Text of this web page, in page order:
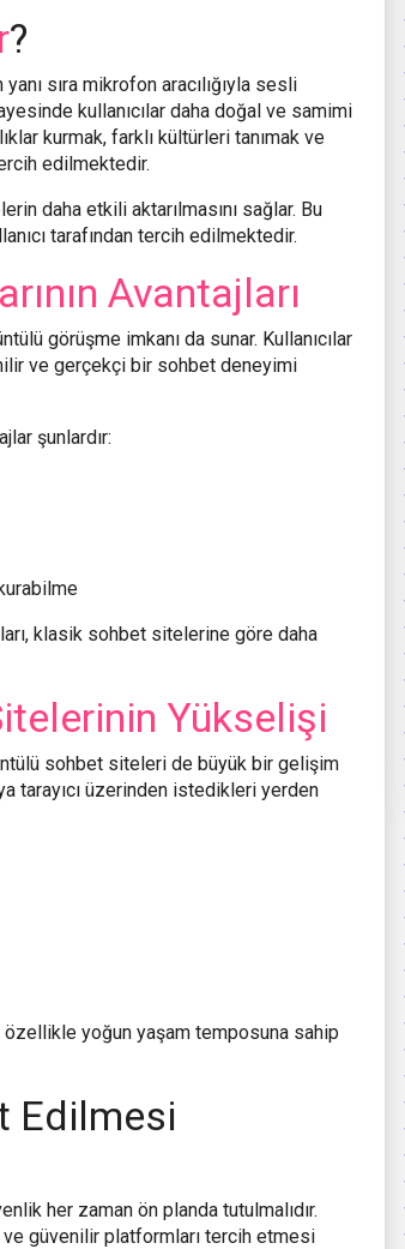
?
sıra mikrofon aracılığıyla sesli
kullanıcılar daha doğal ve samimi
kurmak, farklı kültürleri tanımak ve
edilmektedir.
daha etkili aktarılmasını sağlar. Bu
tarafından tercih edilmektedir.
Avantajları
görüşme imkanı da sunar. Kullanıcılar
ve gerçekçi bir sohbet deneyimi
şunlardır:
klasik sohbet sitelerine göre daha
Yükselişi
sohbet siteleri de büyük bir gelişim
tarayıcı üzerinden istedikleri yerden
yoğun yaşam temposuna sahip
Edilmesi
her zaman ön planda tutulmalıdır.
ve güvenilir platformları tercih etmesi